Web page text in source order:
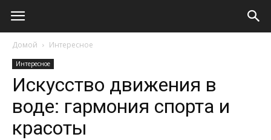
Домой Интересное
Интересное
Искусство движения в
воде: гармония спорта и
красоты